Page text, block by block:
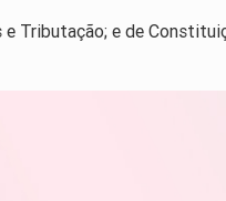
Tributação; e de